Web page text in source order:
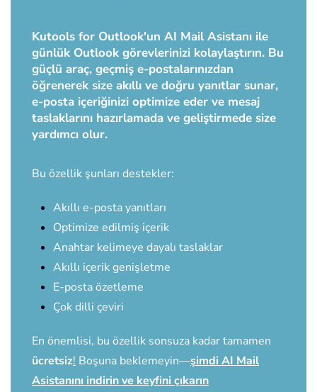
Kutools for Outlook'un AI Mail Asistanı ile
günlük Outlook görevlerinizi kolaylaştırın. Bu
güçlü araç, geçmiş e-postalarınızdan
öğrenerek size akıllı ve doğru yanıtlar sunar,
e-posta içeriğinizi optimize eder ve mesaj
taslaklarını hazırlamada ve geliştirmede size
yardımcı olur.
Bu özellik şunları destekler:
Akıllı e-posta yanıtları
Optimize edilmiş içerik
Anahtar kelimeye dayalı taslaklar
Akıllı içerik genişletme
E-posta özetleme
Çok dilli çeviri
En önemlisi, bu özellik sonsuza kadar tamamen
ücretsiz! Boşuna beklemeyin—şimdi AI Mail
Asistanını indirin ve keyfini çıkarın